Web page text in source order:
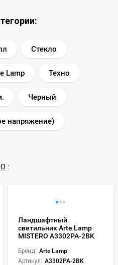
Стекло
Lamp Техно
Черный
напряжение)
:
Ландшафтный
светильник Arte Lamp
MISTERO A3302PA-2BK
Бренд: Arte Lamp
Артикул: A3302PA-2BK